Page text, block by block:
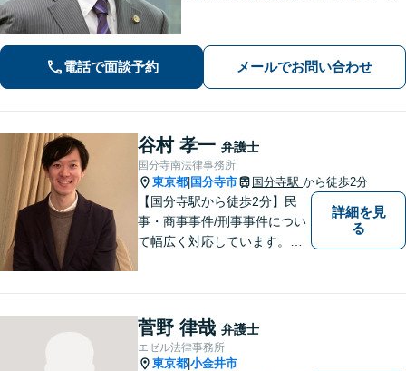
ラスメント対策措置をレクチャー。過
労死・過労自殺などの問題にも精通
【府中駅3分】
電話で面談予約 メールでお問い合わせ
谷村 孝一 弁護士
国分寺南法律事務所
東京都 国分寺市 国分寺駅 から徒歩2分
【国分寺駅から徒歩2分】民
事・商事事件/刑事事件につい
て幅広く対応しています。ま
詳細を見
る
菅野 律哉 弁護士
エゼル法律事務所
東京都 小金井市